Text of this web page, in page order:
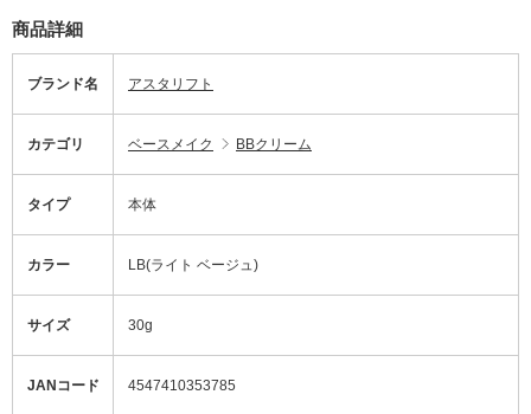
商品詳細
ブランド名 アスタリフト
カテゴリ ベースメイク BBクリーム
タイプ 本体
カラー LB(ライト ベージュ)
サイズ 30g
JANコード 4547410353785